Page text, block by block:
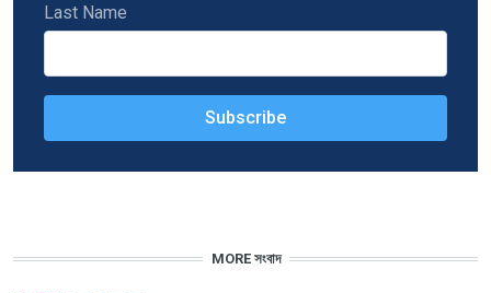
Last Name
MORE সংবাদ